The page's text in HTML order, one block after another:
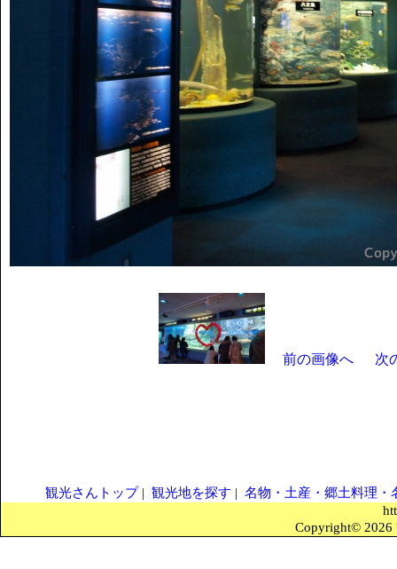
前の画像へ 次
観光さんトップ| 観光地を探す | 名物・土産・郷土料理・
Copyright© 2026